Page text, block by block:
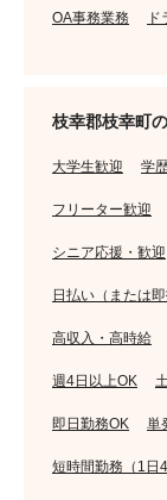
OA事務業務
枝幸郡枝幸町
大学生歓迎 学
フリーター歓迎
シニア応援・歓迎
日払い（または即
高収入・高時給
週4日以上OK
即日勤務OK 単
短時間勤務（1日